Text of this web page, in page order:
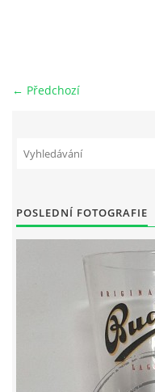
← Předchozí
POSLEDNÍ FOTOGRAFIE